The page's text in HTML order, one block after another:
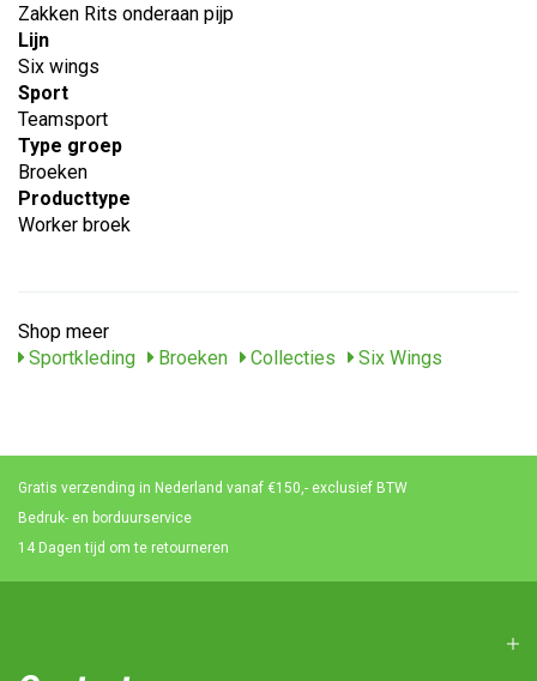
Zakken Rits onderaan pijp
Lijn
Six wings
Sport
Teamsport
Type groep
Broeken
Producttype
Worker broek
Shop meer
Sportkleding
Broeken Collecties Six Wings
Gratis verzending in Nederland vanaf €150,- exclusief BTW
Bedruk- en borduurservice
14 Dagen tijd om te retourneren